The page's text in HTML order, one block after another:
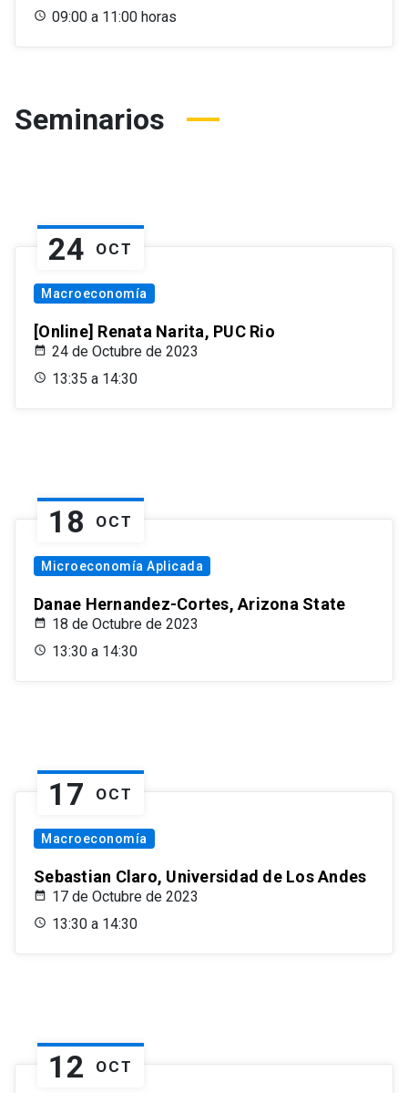
09:00 a 11:00 horas
Seminarios
24 OCT
Macroeconomía
[Online] Renata Narita, PUC Rio
24 de Octubre de 2023
13:35 a 14:30
18 OCT
Microeconomía Aplicada
Danae Hernandez-Cortes, Arizona State
18 de Octubre de 2023
13:30 a 14:30
17 OCT
Macroeconomía
Sebastian Claro, Universidad de Los Andes
17 de Octubre de 2023
13:30 a 14:30
12 OCT